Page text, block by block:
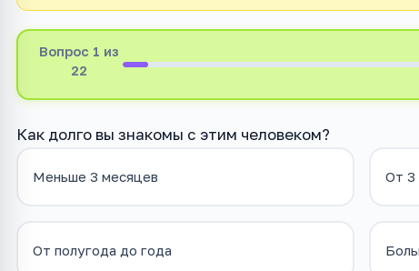
Вопрос 1 из
22
Как долго вы знакомы с этим человеком?
Меньше 3 месяцев От 3
От полугода до года